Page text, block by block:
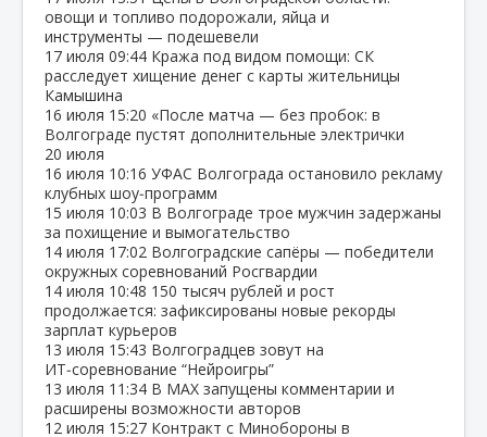
овощи и топливо подорожали, яйца и
инструменты — подешевели
17 июля 09:44 Кража под видом помощи: СК
расследует хищение денег с карты жительницы
Камышина
16 июля 15:20 «После матча — без пробок: в
Волгограде пустят дополнительные электрички
20 июля
16 июля 10:16 УФАС Волгограда остановило рекламу
клубных шоу‑программ
15 июля 10:03 В Волгограде трое мужчин задержаны
за похищение и вымогательство
14 июля 17:02 Волгоградские сапёры — победители
окружных соревнований Росгвардии
14 июля 10:48 150 тысяч рублей и рост
продолжается: зафиксированы новые рекорды
зарплат курьеров
13 июля 15:43 Волгоградцев зовут на
ИТ‑соревнование “Нейроигры”
13 июля 11:34 В МАХ запущены комментарии и
расширены возможности авторов
12 июля 15:27 Контракт с Минобороны в